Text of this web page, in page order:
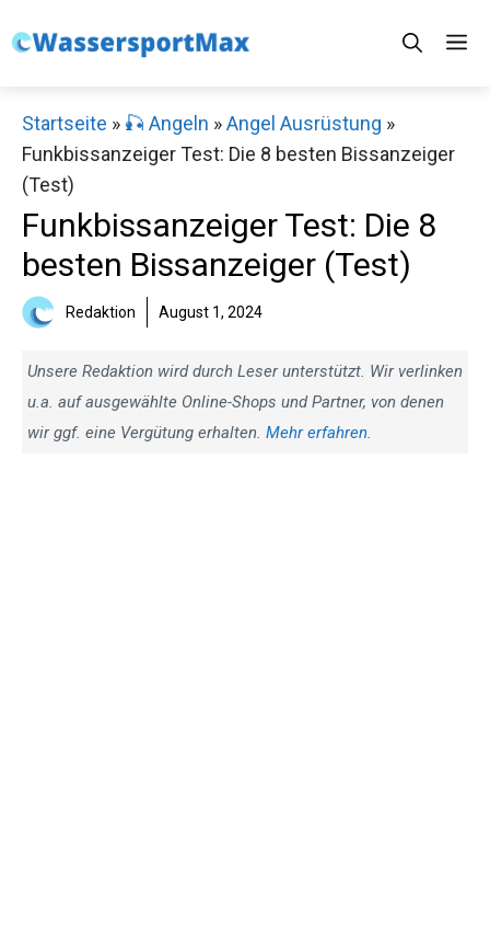
Inhalt
Startseite » 🎣 Angeln »Angel Ausrüstung »
Funkbissanzeiger Test: Die 8 besten Bissanzeiger
(Test)
Funkbissanzeiger Test: Die 8
besten Bissanzeiger (Test)
Redaktion August 1, 2024
Unsere Redaktion wird durch Leser unterstützt. Wir verlinken
u.a. auf ausgewählte Online-Shops und Partner, von denen
wir ggf. eine Vergütung erhalten. Mehr erfahren.